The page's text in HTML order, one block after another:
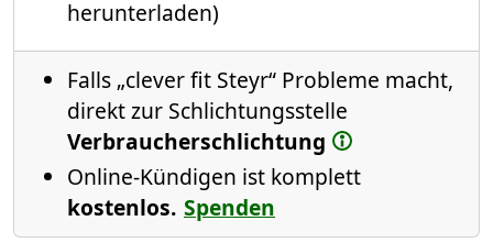
herunterladen)
Falls „clever fit Steyr“ Probleme macht,
direkt zur Schlichtungsstelle
Verbraucherschlichtung
Online-Kündigen ist komplett
kostenlos. Spenden